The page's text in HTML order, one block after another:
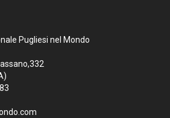
Pugliesi nel Mondo